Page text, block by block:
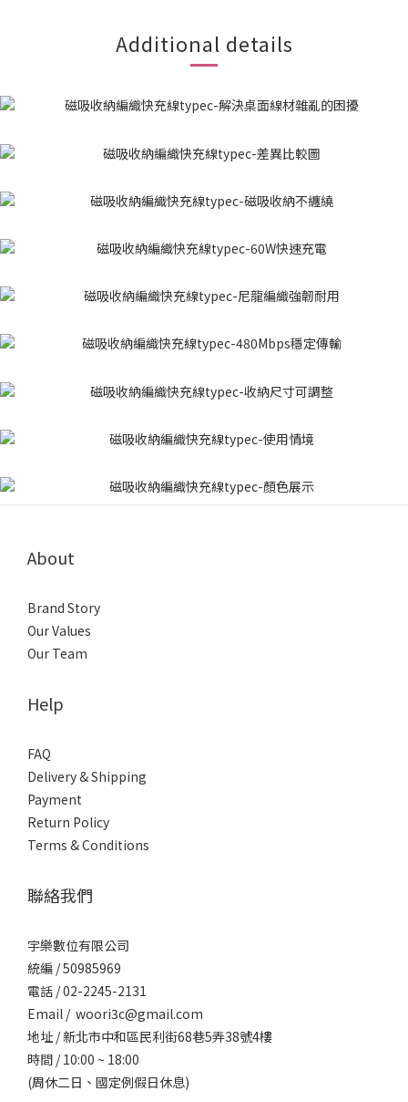
Additional details
About
Brand Story
Our Values
Our Team
Help
FAQ
Delivery & Shipping
Payment
Return Policy
Terms & Conditions
聯絡我們
宇樂數位有限公司
統編 / ​50985969
電話 / 02-2245-2131
Email / woori3c@gmail.com
地址 / 新北市中和區民利街68巷5弄38號4樓
時間 / 10:00 ~ 18:00
(周休二日、國定例假日休息)